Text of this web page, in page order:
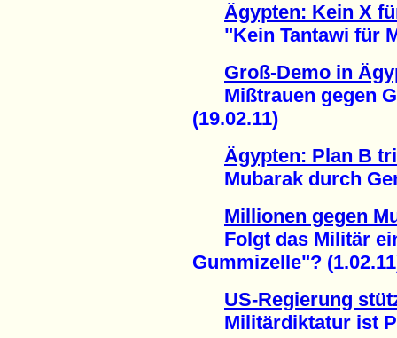
Ägypten: Kein X
"Kein Tantawi für
Groß-Demo in
Mißtrauen gegen
(19.02.11)
Ägypten: Plan B
Mubarak durch
Millionen gegen
Folgt das Militär
Gummizelle"?
US-Regierung
Militärdiktatur ist